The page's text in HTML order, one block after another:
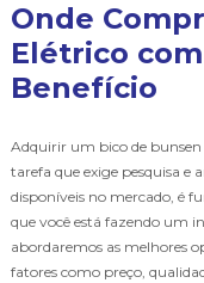
Onde
Elétrico
Benefício
Adquirir um bico de
tarefa que exige pesquisa e
disponíveis no mercado, é
que você está fazendo um
abordaremos as melhores
fatores como preço,